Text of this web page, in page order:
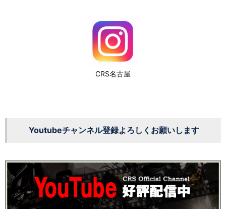
CRS名古屋
Youtubeチャンネル登録よろしくお願いします